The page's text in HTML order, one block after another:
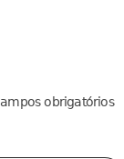
obrigatórios